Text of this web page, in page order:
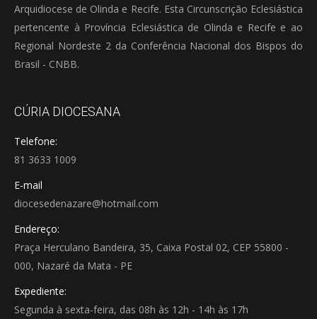
Arquidiocese de Olinda e Recife. Esta Circunscrição Eclesiástica
pertencente à Província Eclesiástica de Olinda e Recife e ao
Regional Nordeste 2 da Conferência Nacional dos Bispos do
Brasil - CNBB.
CÚRIA DIOCESANA
Telefone:
81 3633 1009
E-mail
diocesedenazare@hotmail.com
Endereço:
Praça Herculano Bandeira, 35, Caixa Postal 02, CEP 55800 -
000, Nazaré da Mata - PE
Expediente:
Segunda à sexta-feira, das 08h às 12h - 14h às 17h